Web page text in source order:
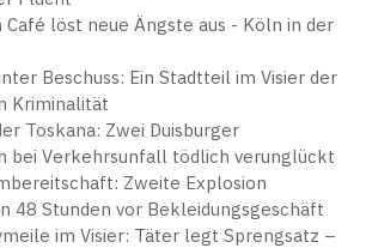
Café löst neue Ängste aus - Köln in der
Beschuss: Ein Stadtteil im Visier der
Kriminalität
Toskana: Zwei Duisburger
bei Verkehrsunfall tödlich verunglückt
Zweite Explosion
48 Stunden vor Bekleidungsgeschäft
im Visier: Täter legt Sprengsatz –